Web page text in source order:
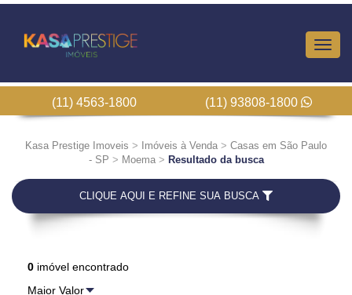
(11) 4563-1800 (11) 93808-1800
Kasa Prestige Imoveis > Imóveis à Venda > Casas em São Paulo
- SP > Moema> Resultado da busca
CLIQUE AQUI E REFINE SUA BUSCA
0 imóvel encontrado